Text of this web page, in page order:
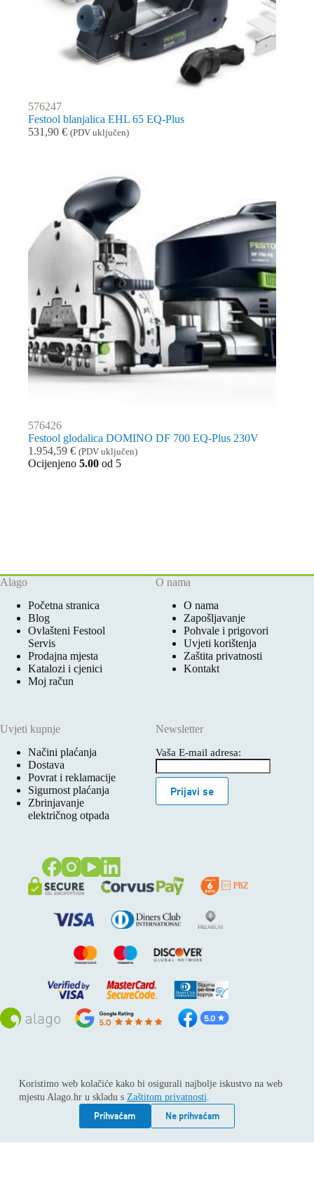
Koristimo web kolačiće kako bi osigurali najbolje iskustvo na web
mjestu Alago.hr u skladu s Zaštitom privatnosti.
Prihvaćam
Ne prihvaćam
576247
Festool blanjalica EHL 65 EQ-Plus
531,90 € (PDV uključen)
576426
Festool glodalica DOMINO DF 700 EQ-Plus 230V
1.954,59 € (PDV uključen)
Ocijenjeno 5.00 od 5
Alago
Početna stranica
Blog
Ovlašteni Festool
Servis
Prodajna mjesta
Katalozi i cjenici
Moj račun
O nama
O nama
Zapošljavanje
Pohvale i prigovori
Uvjeti korištenja
Zaštita privatnosti
Kontakt
Uvjeti kupnje
Načini plaćanja
Dostava
Povrat i reklamacije
Sigurnost plaćanja
Zbrinjavanje
električnog otpada
Newsletter
Vaša E-mail adresa:
Prijavi se
Sva prava pridržana © 2026
Alago
ALAGO d.o.o. trgovina, usluge i zastupanje stranih tvrtki /
Adresa: Horvati 112, 10436 Rakov potok / Telefon: +385 1
6539 392 / E-mail: kontakt@alago.hr / Podaci o subjektu:
Subjekt je upisan kod Trgovačkog suda u Zagrebu pod
reg.uloškom broj 1-53420. / MBS: 080046630 / OIB: